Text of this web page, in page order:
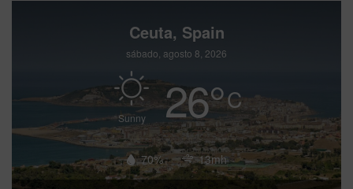
Ceuta, Spain
sábado, agosto 8, 2026
Sunny 26°C
70% 13mh